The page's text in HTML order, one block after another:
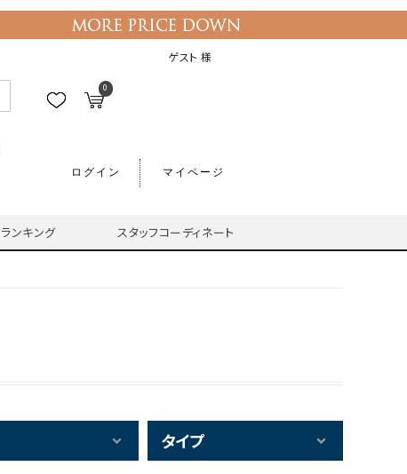
ゲスト 様
0
ログイン マイページ
ランキング スタッフコーディネート
タイプ